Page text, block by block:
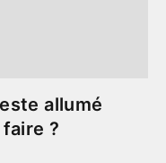
allumé
?